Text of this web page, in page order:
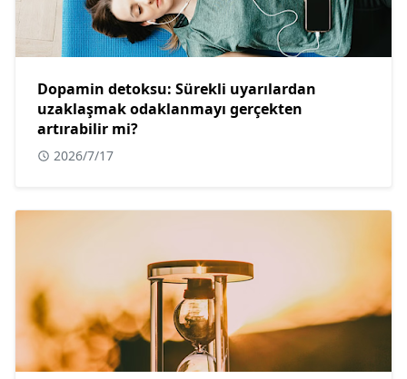
Dopamin detoksu: Sürekli uyarılardan
uzaklaşmak odaklanmayı gerçekten
artırabilir mi?
2026/7/17